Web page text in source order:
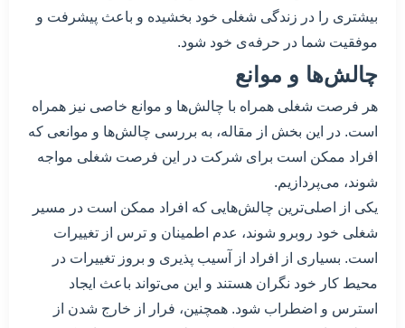
بیشتری را در زندگی شغلی خود بخشیده و باعث پیشرفت و
موفقیت شما در حرفه‌ی خود شود.
چالش‌ها و موانع
هر فرصت شغلی همراه با چالش‌ها و موانع خاصی نیز همراه
است. در این بخش از مقاله، به بررسی چالش‌ها و موانعی که
افراد ممکن است برای شرکت در این فرصت شغلی مواجه
شوند، می‌پردازیم.
یکی از اصلی‌ترین چالش‌هایی که افراد ممکن است در مسیر
شغلی خود روبرو شوند، عدم اطمینان و ترس از تغییرات
است. بسیاری از افراد از آسیب پذیری و بروز تغییرات در
محیط کار خود نگران هستند و این می‌تواند باعث ایجاد
استرس و اضطراب شود. همچنین، فرار از خارج شدن از